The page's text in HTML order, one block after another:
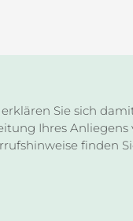
Sie sich
Ihres
finden